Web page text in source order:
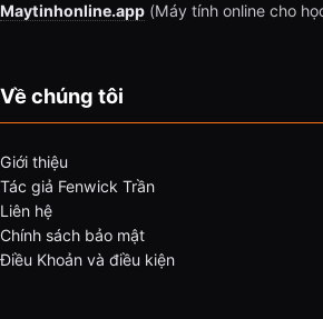
Maytinhonline.app (Máy tính online cho
Về chúng tôi
Giới thiệu
Tác giả Fenwick Trần
Liên hệ
Chính sách bảo mật
Điều Khoản và điều kiện